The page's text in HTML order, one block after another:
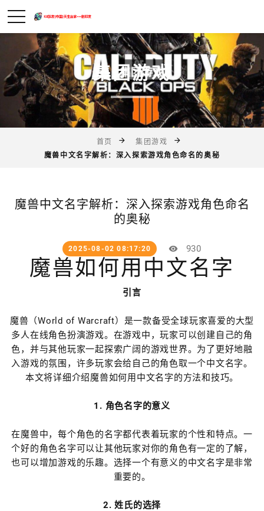
集团游戏
首页
集团游戏
魔兽中文名字解析：深入探索游戏角色命名的奥秘
魔兽中文名字解析：深入探索游戏角色命名
的奥秘
2025-08-02 08:17:20 930
魔兽如何用中文名字
引言
魔兽（World of Warcraft）是一款备受全球玩家喜爱的大型
多人在线角色扮演游戏。在游戏中，玩家可以创建自己的角
色，并与其他玩家一起探索广阔的游戏世界。为了更好地融
入游戏的氛围，许多玩家会给自己的角色取一个中文名字。
本文将详细介绍魔兽如何用中文名字的方法和技巧。
1. 角色名字的意义
在魔兽中，每个角色的名字都代表着玩家的个性和特点。一
个好的角色名字可以让其他玩家对你的角色有一定的了解，
也可以增加游戏的乐趣。选择一个有意义的中文名字是非常
重要的。
2. 姓氏的选择